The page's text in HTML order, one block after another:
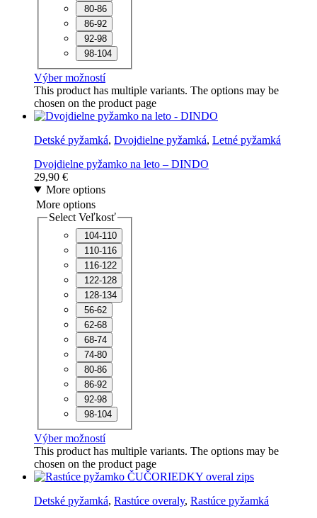
80-86
86-92
92-98
98-104
Výber možností
This product has multiple variants. The options may be
chosen on the product page
Detské pyžamká, Dvojdielne pyžamká, Letné pyžamká
Dvojdielne pyžamko na leto – DINDO
29,90 €
More options
More options
Select Veľkosť
104-110
110-116
116-122
122-128
128-134
56-62
62-68
68-74
74-80
80-86
86-92
92-98
98-104
Výber možností
This product has multiple variants. The options may be
chosen on the product page
Detské pyžamká, Rastúce overaly, Rastúce pyžamká